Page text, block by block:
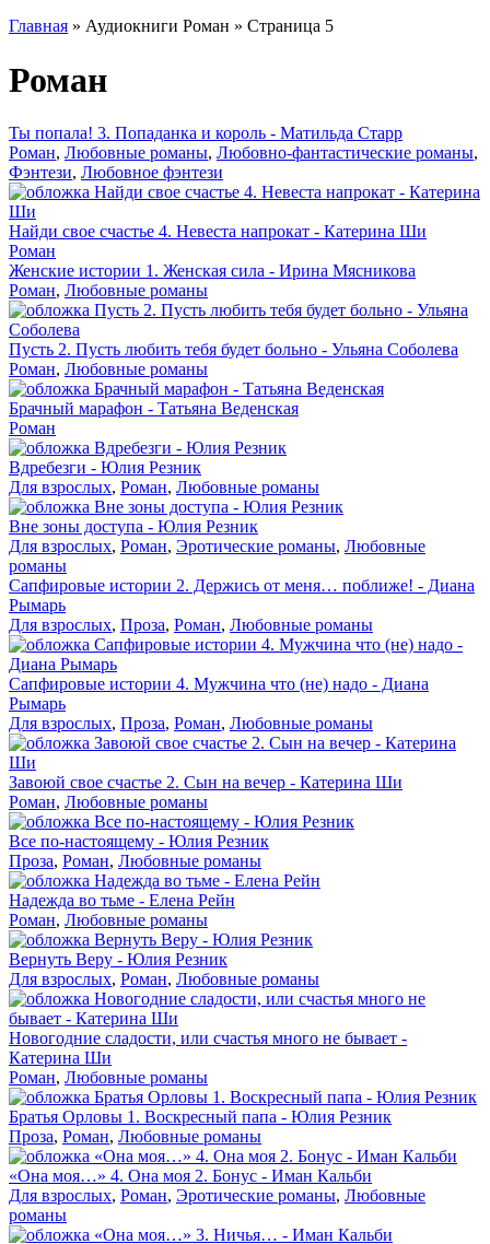
Главная » Аудиокниги Роман » Страница 5
Роман
Ты попала! 3. Попаданка и король - Матильда Старр
Роман, Любовные романы, Любовно-фантастические романы,
Фэнтези, Любовное фэнтези
Найди свое счастье 4. Невеста напрокат - Катерина Ши
Роман
Женские истории 1. Женская сила - Ирина Мясникова
Роман, Любовные романы
Пусть 2. Пусть любить тебя будет больно - Ульяна Соболева
Роман, Любовные романы
Брачный марафон - Татьяна Веденская
Роман
Вдребезги - Юлия Резник
Для взрослых, Роман, Любовные романы
Вне зоны доступа - Юлия Резник
Для взрослых, Роман, Эротические романы, Любовные
романы
Сапфировые истории 2. Держись от меня… поближе! - Диана
Рымарь
Для взрослых, Проза, Роман, Любовные романы
Сапфировые истории 4. Мужчина что (не) надо - Диана
Рымарь
Для взрослых, Проза, Роман, Любовные романы
Завоюй свое счастье 2. Сын на вечер - Катерина Ши
Роман, Любовные романы
Все по-настоящему - Юлия Резник
Проза, Роман, Любовные романы
Надежда во тьме - Елена Рейн
Роман, Любовные романы
Вернуть Веру - Юлия Резник
Для взрослых, Роман, Любовные романы
Новогодние сладости, или счастья много не бывает -
Катерина Ши
Роман, Любовные романы
Братья Орловы 1. Воскресный папа - Юлия Резник
Проза, Роман, Любовные романы
«Она моя…» 4. Она моя 2. Бонус - Иман Кальби
Для взрослых, Роман, Эротические романы, Любовные
романы